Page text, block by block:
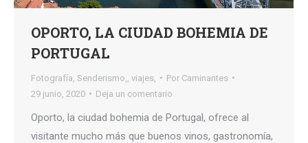
OPORTO, LA CIUDAD BOHEMIA DE
PORTUGAL
Fotografía Senderismo, viajes, Por Caminantes
29 junio, 2020
Deja un comentario
Oporto, la ciudad bohemia de Portugal, ofrece al
visitante mucho más que buenos vinos, gastronomía,